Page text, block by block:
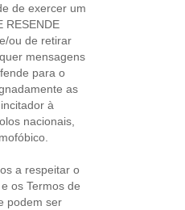
de exercer um
RESENDE
ou de retirar
mensagens
para o
as
à
nacionais,
a respeitar o
os Termos de
podem ser